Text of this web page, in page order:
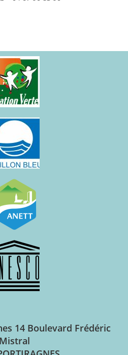
14 Boulevard Frédéric
Mistral